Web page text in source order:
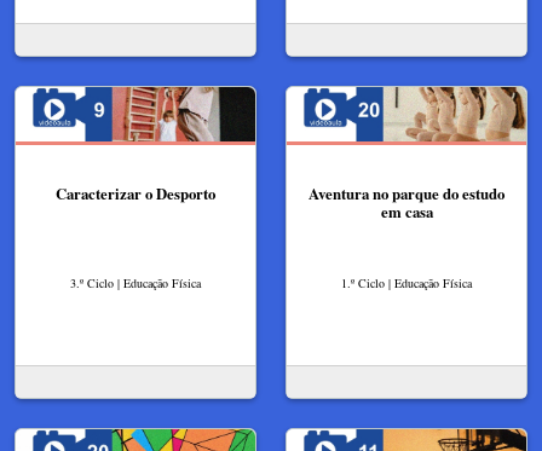
Caracterizar o Desporto
3.º Ciclo | Educação Física
Aventura no parque do estudo
em casa
1.º Ciclo | Educação Física